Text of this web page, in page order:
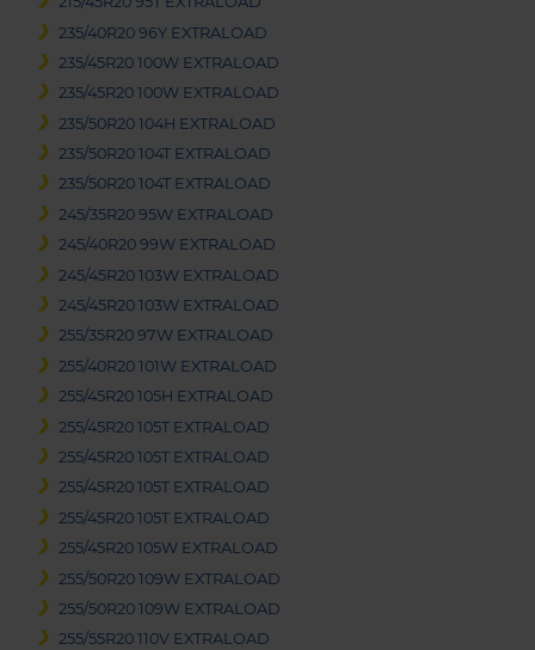
235/40R20 96Y EXTRALOAD
235/45R20 100W EXTRALOAD
235/45R20 100W EXTRALOAD
235/50R20 104H EXTRALOAD
235/50R20 104T EXTRALOAD
235/50R20 104T EXTRALOAD
245/35R20 95W EXTRALOAD
245/40R20 99W EXTRALOAD
245/45R20 103W EXTRALOAD
245/45R20 103W EXTRALOAD
255/35R20 97W EXTRALOAD
255/40R20 101W EXTRALOAD
255/45R20 105H EXTRALOAD
255/45R20 105T EXTRALOAD
255/45R20 105T EXTRALOAD
255/45R20 105T EXTRALOAD
255/45R20 105T EXTRALOAD
255/45R20 105W EXTRALOAD
255/50R20 109W EXTRALOAD
255/50R20 109W EXTRALOAD
255/55R20 110V EXTRALOAD